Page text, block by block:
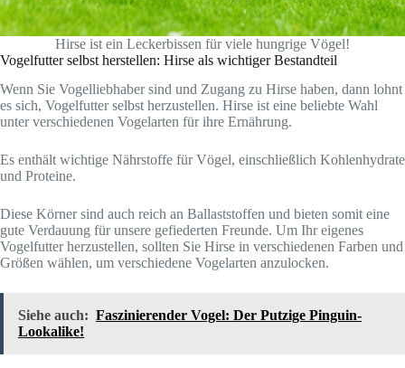
Hirse ist ein Leckerbissen für viele hungrige Vögel!
Vogelfutter selbst herstellen: Hirse als wichtiger Bestandteil
Wenn Sie Vogelliebhaber sind und Zugang zu Hirse haben, dann lohnt
es sich, Vogelfutter selbst herzustellen. Hirse ist eine beliebte Wahl
unter verschiedenen Vogelarten für ihre Ernährung.
Es enthält wichtige Nährstoffe für Vögel, einschließlich Kohlenhydrate
und Proteine.
Diese Körner sind auch reich an Ballaststoffen und bieten somit eine
gute Verdauung für unsere gefiederten Freunde. Um Ihr eigenes
Vogelfutter herzustellen, sollten Sie Hirse in verschiedenen Farben und
Größen wählen, um verschiedene Vogelarten anzulocken.
Siehe auch: Faszinierender Vogel: Der Putzige Pinguin-
Lookalike!